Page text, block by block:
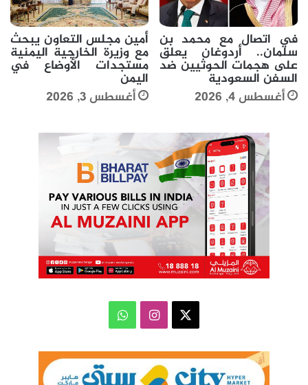
في اتصال مع محمد بن
سلمان.. أردوغان يعلق
على هجمات الحوثيين ضد
السفن السعودية
أغسطس 4, 2026
أمين مجلس التعاون يبحث
مع وزيرة الخارجية اليمنية
مستجدات الأوضاع في
اليمن
أغسطس 3, 2026
انستقرامواتساب